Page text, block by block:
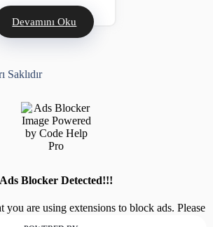
Devamını Oku
Saklıdır
Ads Blocker Detected!!!
you are using extensions to block ads. Please